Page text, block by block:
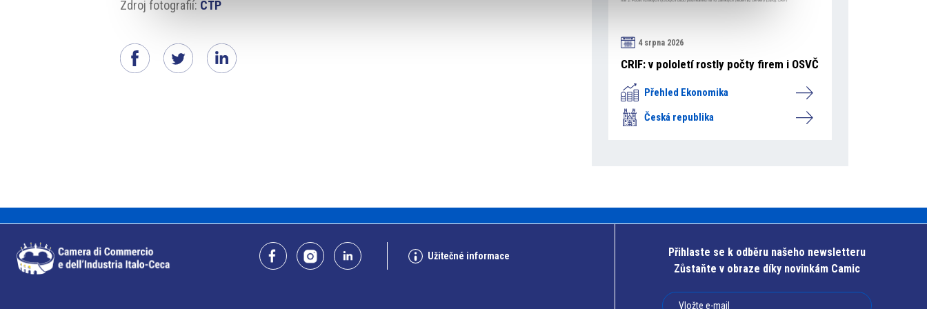
Zdroj fotografií: CTP
4 srpna 2026
CRIF: v pololetí rostly počty firem i OSVČ
Přehled Ekonomika
Česká republika
Užitečné informace
Přihlaste se k odběru našeho newsletteru
Zůstaňte v obraze díky novinkám Camic